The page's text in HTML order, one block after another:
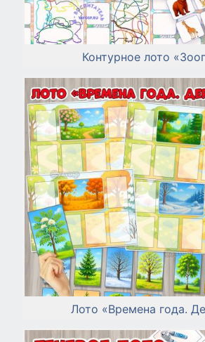
Контурное лото
Лото «Времена года.